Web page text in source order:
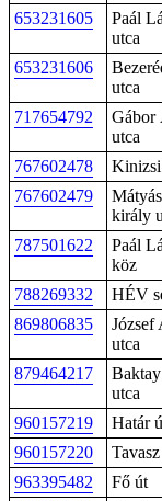
653231605
Paál
utca
653231606
utca
717654792
Gábor
utca
767602478 Kinizsi
767602479
Mátyás
király
787501622
Paál
köz
788269332 HÉV
869806835
József
utca
879464217
utca
960157219 Határ
960157220
963395482
Fő út